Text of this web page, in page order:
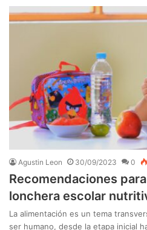
Agustin Leon 30/09/2023 0
Recomendaciones
lonchera escolar
La alimentación es un tema
ser humano, desde la etapa inicial